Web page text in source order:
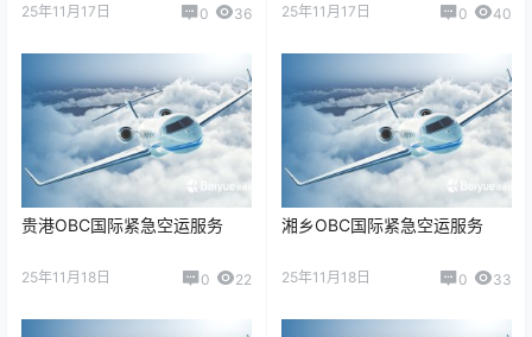
25年11月17日 0 36 25年11月17日 0 40
贵港OBC国际紧急空运服务
25年11月18日 0 22
湘乡OBC国际紧急空运服务
25年11月18日 0 33